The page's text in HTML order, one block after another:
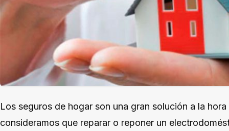
Los seguros de hogar son una gran solución a la
consideramos que reparar o reponer un